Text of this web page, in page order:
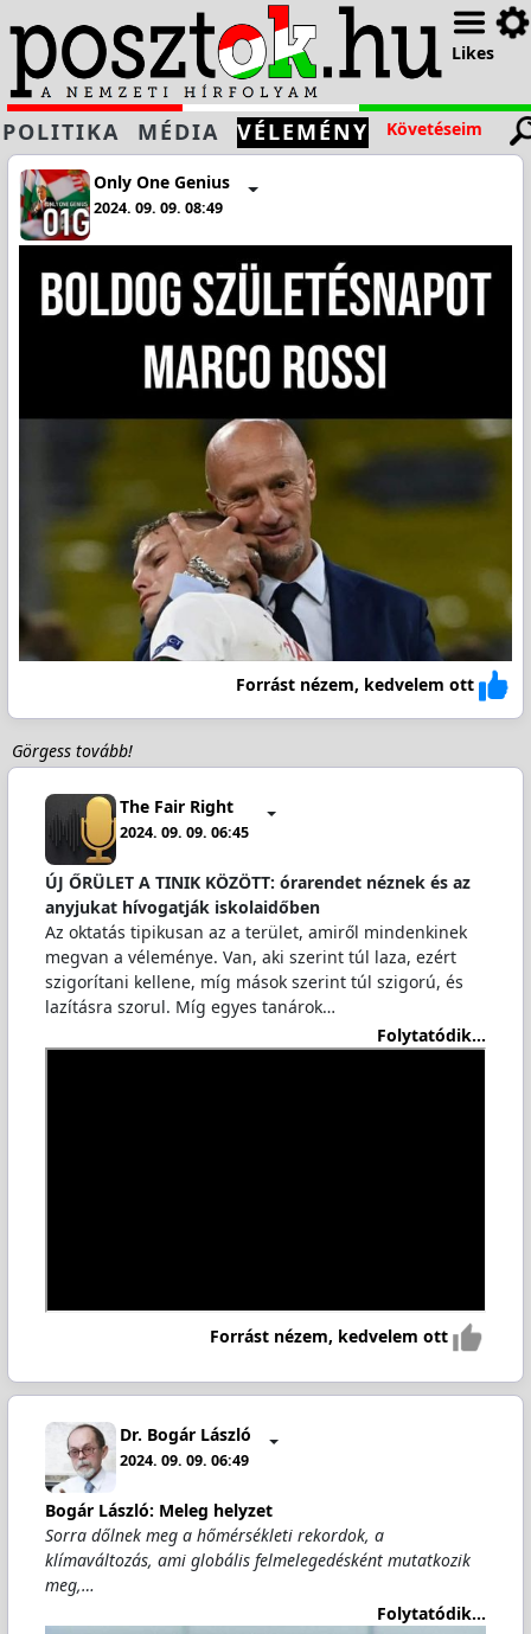
Likes
POLITIKA MÉDIA VÉLEMÉNY Követéseim
Only One Genius
2024. 09. 09. 08:49
Forrást nézem, kedvelem ott
Görgess tovább!
The Fair Right
2024. 09. 09. 06:45
ÚJ ŐRÜLET A TINIK KÖZÖTT: órarendet néznek és az
anyjukat hívogatják iskolaidőben
Az oktatás tipikusan az a terület, amiről mindenkinek
megvan a véleménye. Van, aki szerint túl laza, ezért
szigorítani kellene, míg mások szerint túl szigorú, és
lazításra szorul. Míg egyes tanárok…
Folytatódik...
Forrást nézem, kedvelem ott
Dr. Bogár László
2024. 09. 09. 06:49
Bogár László: Meleg helyzet
Sorra dőlnek meg a hőmérsékleti rekordok, a
klímaváltozás, ami globális felmelegedésként mutatkozik
meg,…
Folytatódik...